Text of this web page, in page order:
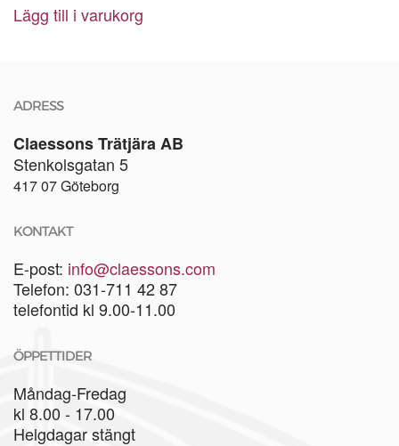
Lägg till i varukorg
ADRESS
Claessons Trätjära AB
Stenkolsgatan 5
417 07 Göteborg
KONTAKT
E-post: info@claessons.com
Telefon: 031-711 42 87
telefontid kl 9.00-11.00
ÖPPETTIDER
Måndag-Fredag
kl 8.00 - 17.00
Helgdagar stängt